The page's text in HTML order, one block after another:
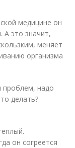
медицине он
А это значит,
меняет
организма
проблем, надо
делать?
он согреется